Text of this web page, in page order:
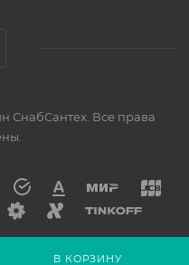
В КОРЗИНУ
СнабСантех. Все права